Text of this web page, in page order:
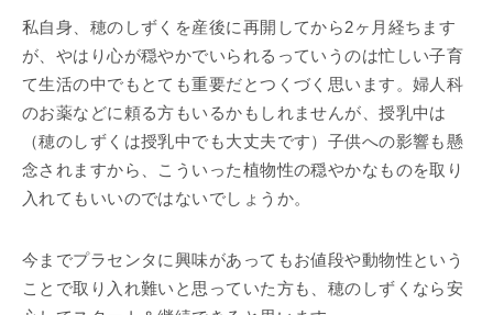
私自身、穂のしずくを産後に再開してから2ヶ月経ちます
が、やはり心が穏やかでいられるっていうのは忙しい子育
て生活の中でもとても重要だとつくづく思います。婦人科
のお薬などに頼る方もいるかもしれませんが、授乳中は
（穂のしずくは授乳中でも大丈夫です）子供への影響も懸
念されますから、こういった植物性の穏やかなものを取り
入れてもいいのではないでしょうか。
今までプラセンタに興味があってもお値段や動物性という
ことで取り入れ難いと思っていた方も、穂のしずくなら安